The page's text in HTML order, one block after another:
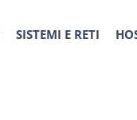
SISTEMI E RETI